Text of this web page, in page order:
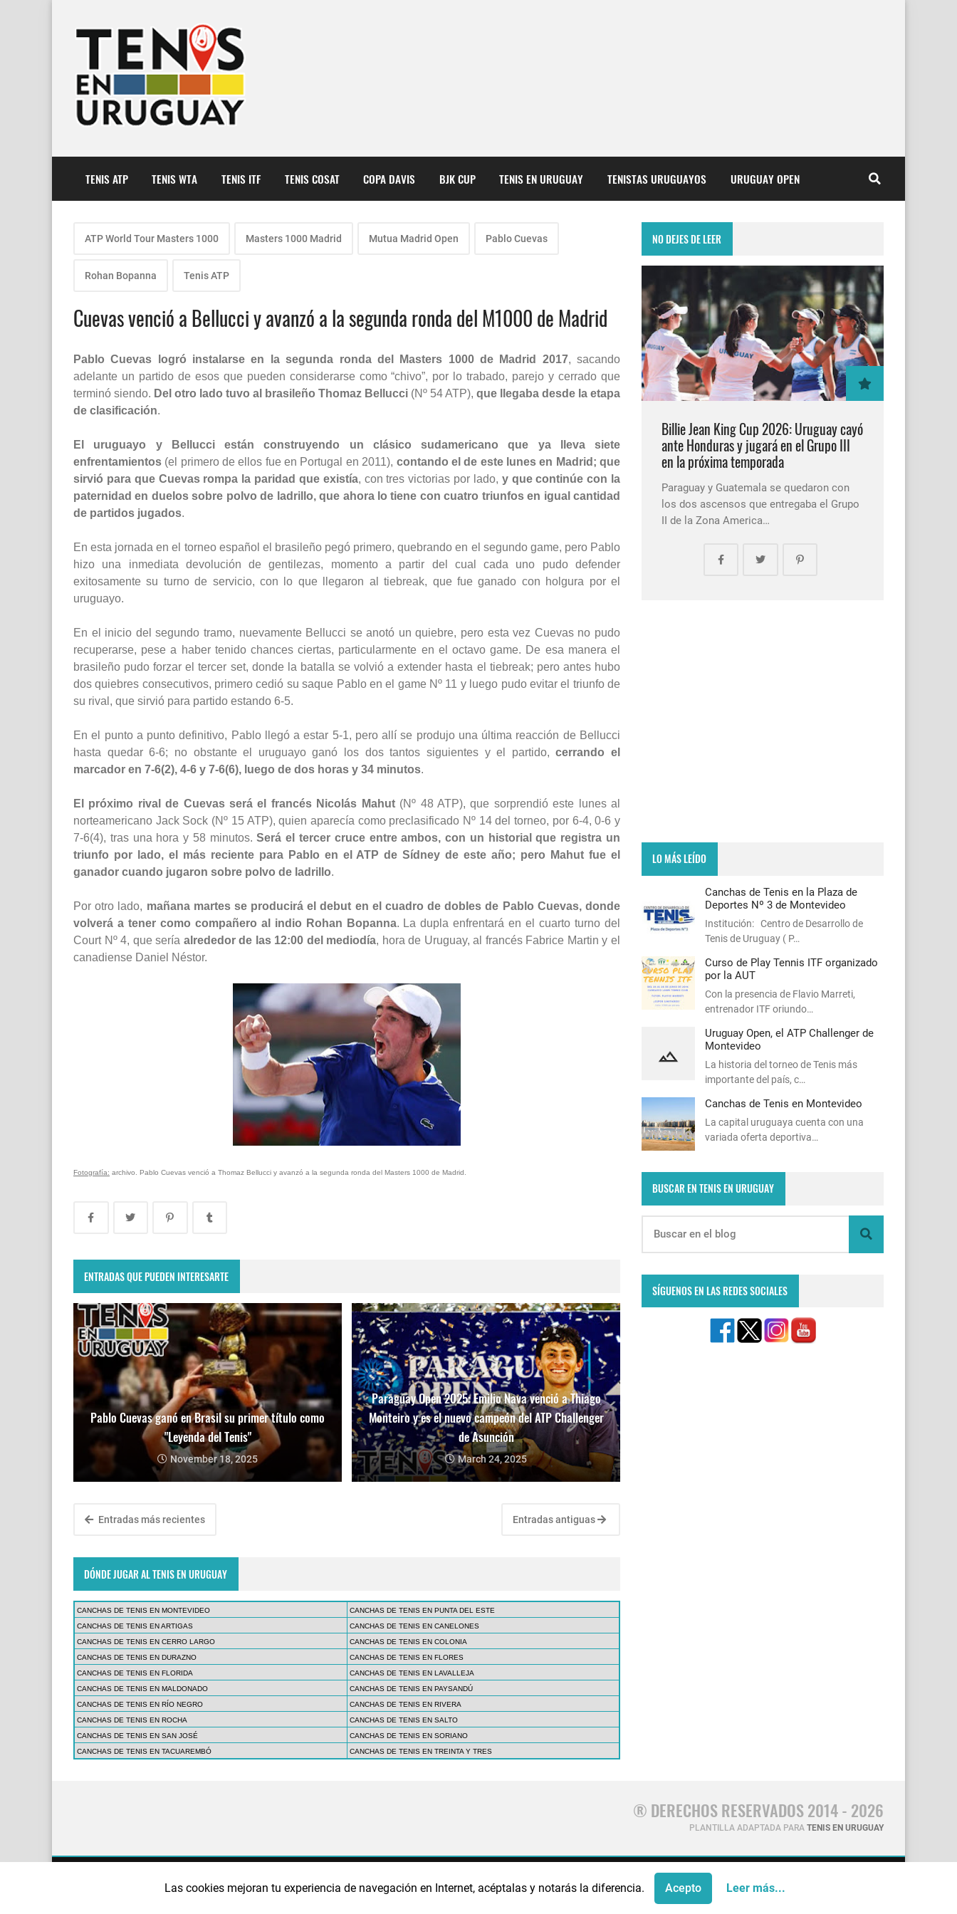
Las cookies mejoran tu experiencia de navegación en Internet, acéptalas y notarás la diferencia. Acepto Leer más...
TENIS ATP TENIS WTA TENIS ITF TENIS COSAT COPA DAVIS BJK CUP TENIS EN URUGUAY TENISTAS URUGUAYOS URUGUAY OPEN
ATP World Tour Masters 1000 Masters 1000 Madrid Mutua Madrid Open Pablo Cuevas
Rohan Bopanna Tenis ATP
Cuevas venció a Bellucci y avanzó a la segunda ronda del M1000 de Madrid
Pablo Cuevas logró instalarse en la segunda ronda del Masters 1000 de Madrid 2017, sacando
adelante un partido de esos que pueden considerarse como “chivo”, por lo trabado, parejo y cerrado que
terminó siendo. Del otro lado tuvo al brasileño Thomaz Bellucci (Nº 54 ATP), que llegaba desde la etapa
de clasificación.
El uruguayo y Bellucci están construyendo un clásico sudamericano que ya lleva siete
enfrentamientos (el primero de ellos fue en Portugal en 2011), contando el de este lunes en Madrid; que
sirvió para que Cuevas rompa la paridad que existía, con tres victorias por lado, y que continúe con la
paternidad en duelos sobre polvo de ladrillo, que ahora lo tiene con cuatro triunfos en igual cantidad
de partidos jugados.
En esta jornada en el torneo español el brasileño pegó primero, quebrando en el segundo game, pero Pablo
hizo una inmediata devolución de gentilezas, momento a partir del cual cada uno pudo defender
exitosamente su turno de servicio, con lo que llegaron al tiebreak, que fue ganado con holgura por el
uruguayo.
En el inicio del segundo tramo, nuevamente Bellucci se anotó un quiebre, pero esta vez Cuevas no pudo
recuperarse, pese a haber tenido chances ciertas, particularmente en el octavo game. De esa manera el
brasileño pudo forzar el tercer set, donde la batalla se volvió a extender hasta el tiebreak; pero antes hubo
dos quiebres consecutivos, primero cedió su saque Pablo en el game Nº 11 y luego pudo evitar el triunfo de
su rival, que sirvió para partido estando 6-5.
En el punto a punto definitivo, Pablo llegó a estar 5-1, pero allí se produjo una última reacción de Bellucci
hasta quedar 6-6; no obstante el uruguayo ganó los dos tantos siguientes y el partido,cerrando el
marcador en 7-6(2), 4-6 y 7-6(6), luego de dos horas y 34 minutos.
El próximo rival de Cuevas será el francés Nicolás Mahut(Nº 48 ATP), que sorprendió este lunes al
norteamericano Jack Sock (Nº 15 ATP), quien aparecía como preclasificado Nº 14 del torneo, por 6-4, 0-6 y
7-6(4), tras una hora y 58 minutos.Será el tercer cruce entre ambos, con un historial que registra un
triunfo por lado, el más reciente para Pablo en el ATP de Sídney de este año; pero Mahut fue el
ganador cuando jugaron sobre polvo de ladrillo.
Por otro lado, mañana martes se producirá el debut en el cuadro de dobles de Pablo Cuevas, donde
volverá a tener como compañero al indio Rohan Bopanna. La dupla enfrentará en el cuarto turno del
Court Nº 4, que sería alrededor de las 12:00 del mediodía, hora de Uruguay, al francés Fabrice Martin y el
canadiense Daniel Néstor.
Fotografía: archivo. Pablo Cuevas venció a Thomaz Bellucci y avanzó a la segunda ronda del Masters 1000 de Madrid.
ENTRADAS QUE PUEDEN INTERESARTE
Pablo Cuevas ganó en Brasil su primer título como
"Leyenda del Tenis"
November 18, 2025
Paraguay Open 2025: Emilio Nava venció a Thiago
Monteiro y es el nuevo campeón del ATP Challenger
de Asunción
March 24, 2025
Entradas más recientes Entradas antiguas
DÓNDE JUGAR AL TENIS EN URUGUAY
CANCHAS DE TENIS EN MONTEVIDEO
CANCHAS DE TENIS EN PUNTA DEL ESTE
CANCHAS DE TENIS EN ARTIGAS
CANCHAS DE TENIS EN CANELONES
CANCHAS DE TENIS EN CERRO LARGO
CANCHAS DE TENIS EN COLONIA
CANCHAS DE TENIS EN DURAZNO
CANCHAS DE TENIS EN FLORES
CANCHAS DE TENIS EN FLORIDA
CANCHAS DE TENIS EN LAVALLEJA
CANCHAS DE TENIS EN MALDONADO
CANCHAS DE TENIS EN PAYSANDÚ
CANCHAS DE TENIS EN RÍO NEGRO
CANCHAS DE TENIS EN RIVERA
CANCHAS DE TENIS EN ROCHA
CANCHAS DE TENIS EN SALTO
CANCHAS DE TENIS EN SAN JOSÉ
CANCHAS DE TENIS EN SORIANO
CANCHAS DE TENIS EN TACUAREMBÓ
CANCHAS DE TENIS EN TREINTA Y TRES
NO DEJES DE LEER
Billie Jean King Cup 2026: Uruguay cayó
ante Honduras y jugará en el Grupo III
en la próxima temporada
Paraguay y Guatemala se quedaron con
los dos ascensos que entregaba el Grupo
II de la Zona America…
LO MÁS LEÍDO
Canchas de Tenis en la Plaza de
Deportes Nº 3 de Montevideo
Institución: Centro de Desarrollo de
Tenis de Uruguay ( P…
Curso de Play Tennis ITF organizado
por la AUT
Con la presencia de Flavio Marreti,
entrenador ITF oriundo…
Uruguay Open, el ATP Challenger de
Montevideo
La historia del torneo de Tenis más
importante del país, c…
Canchas de Tenis en Montevideo
La capital uruguaya cuenta con una
variada oferta deportiva…
BUSCAR EN TENIS EN URUGUAY
SÍGUENOS EN LAS REDES SOCIALES
® DERECHOS RESERVADOS 2014 - 2026
PLANTILLA ADAPTADA PARA TENIS EN URUGUAY
¿QUIÉNES SOMOS? AVISO LEGAL POLÍTICA DE PRIVACIDAD POLÍTICA DE COOKIES PUBLICIDAD CONTÁCTANOS